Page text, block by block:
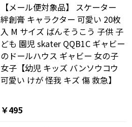
【メール便対象品】 スケーター
絆創膏 キャラクター 可愛い 20枚
入 M サイズ ばんそうこう 子供 子
ども 園児 skater QQB1C ギャビー
のドールハウス ギャビー 女の子
女子【幼児 キッズ バンソウコウ
可愛い けが 怪我 キズ 傷 救急】
￥495